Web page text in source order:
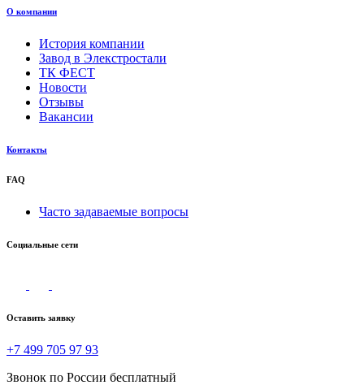
О компании
История компании
Завод в Элекстростали
ТК ФЕСТ
Новости
Отзывы
Вакансии
Контакты
FAQ
Часто задаваемые вопросы
Социальные сети
Оставить заявку
+7 499 705 97 93
Звонок по России бесплатный